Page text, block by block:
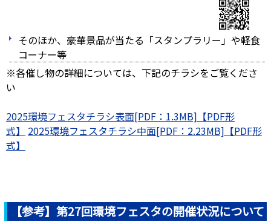
そのほか、豪華景品が当たる「スタンプラリー」や軽食
コーナー等
※各催し物の詳細については、下記のチラシをご覧くださ
い
2025環境フェスタチラシ表面[PDF：1.3MB]
2025環境フェスタチラシ中面[PDF：2.23MB]
【参考】第27回環境フェスタの開催状況について